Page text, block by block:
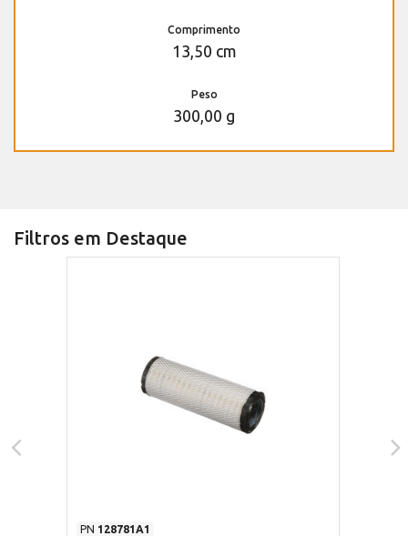
Comprimento
13,50 cm
Peso
300,00 g
Filtros em Destaque
PN 128781A1